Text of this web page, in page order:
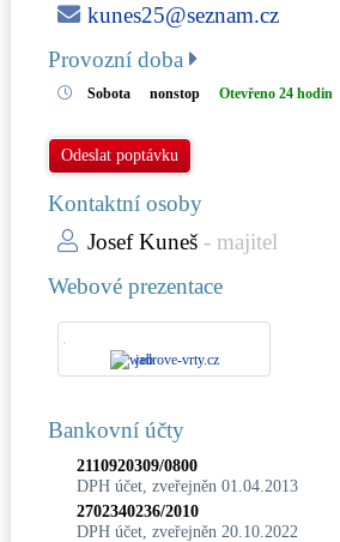
kunes25@seznam.cz
Provozní doba
Sobota nonstop Otevřeno 24 hodin
Odeslat poptávku
Kontaktní osoby
Josef Kuneš - majitel
Webové prezentace
jadrove-vrty.cz
Bankovní účty
2110920309/0800
DPH účet, zveřejněn 01.04.2013
2702340236/2010
DPH účet, zveřejněn 20.10.2022